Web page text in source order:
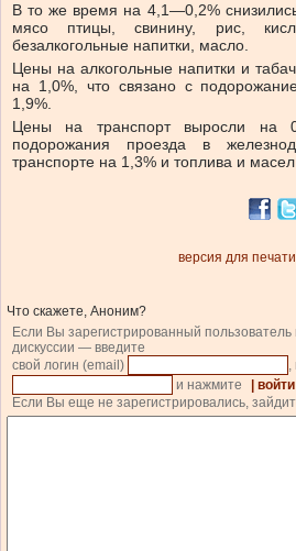
В то же время на 4,1—0,2%
мясо птицы, свинину, рис,
безалкогольные напитки, масло.
Цены на алкогольные напитки и
на 1,0%, что связано с
1,9%.
Цены на транспорт выросли на
подорожания проезда в
транспорте на 1,3% и топлива и
версия для
Что скажете, Аноним?
Если Вы зарегистрированный пользователь
дискуссии — введите
свой логин (email)
,
и нажмите
| войти |
Если Вы еще не зарегистрировались,